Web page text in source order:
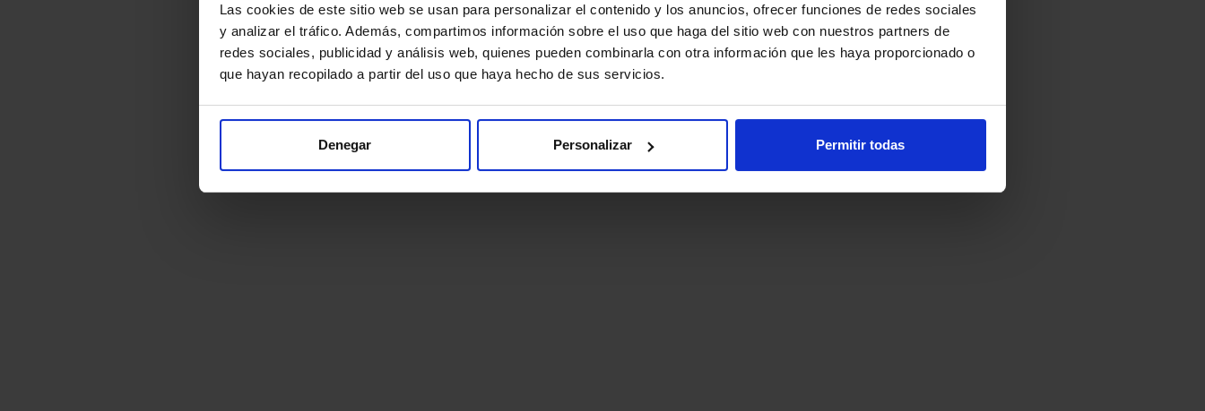
Las cookies de este sitio web se usan para personalizar el contenido y los anuncios, ofrecer funciones de redes sociales
y analizar el tráfico. Además, compartimos información sobre el uso que haga del sitio web con nuestros partners de
redes sociales, publicidad y análisis web, quienes pueden combinarla con otra información que les haya proporcionado o
que hayan recopilado a partir del uso que haya hecho de sus servicios.
Denegar Personalizar Permitir todas